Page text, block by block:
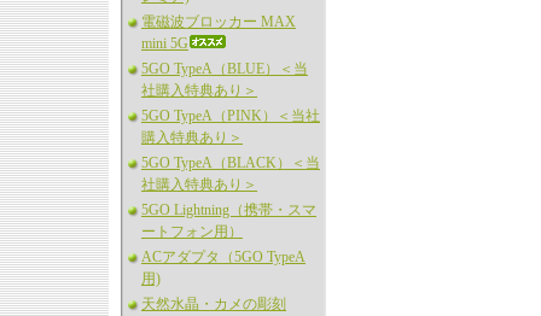
電磁波ブロッカー MAX
mini 5G
5GO TypeA（BLUE）＜当
社購入特典あり＞
5GO TypeA（PINK）＜当社
購入特典あり＞
5GO TypeA（BLACK）＜当
社購入特典あり＞
5GO Lightning（携帯・スマ
ートフォン用）
ACアダプタ（5GO TypeA
用)
天然水晶・カメの彫刻